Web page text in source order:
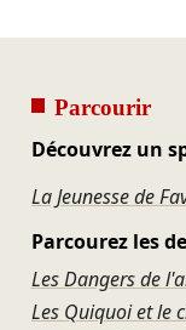
Parcourir
Découvrez un
La Jeunesse de
Parcourez les
Les Dangers de
Les Quiquoi et le